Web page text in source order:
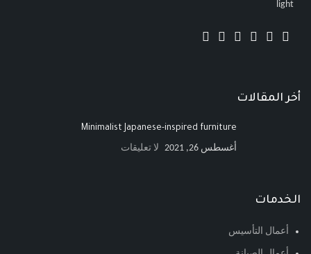
أخر المقالات
Minimalist Japanese-inspired furniture
أغسطس 26, 2021 لا تعليقات
الخدمات
أعمال التأسيس